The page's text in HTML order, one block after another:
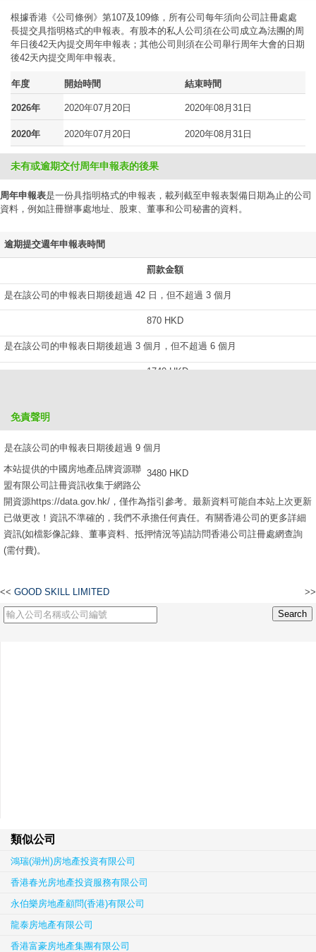
根據香港《公司條例》第107及109條，所有公司每年須向公司註冊處處
長提交具指明格式的申報表。有股本的私人公司須在公司成立為法團的周
年日後42天內提交周年申報表；其他公司則須在公司舉行周年大會的日期
後42天內提交周年申報表。
年度 開始時間 結束時間
2026年 2020年07月20日 2020年08月31日
2020年 2020年07月20日 2020年08月31日
未有或逾期交付周年申報表的後果
周年申報表是一份具指明格式的申報表，載列截至申報表製備日期為止的公司
資料，例如註冊辦事處地址、股東、董事和公司秘書的資料。
逾期提交週年申報表時間
罰款金額
是在該公司的申報表日期後超過 42 日，但不超過 3 個月
870 HKD
是在該公司的申報表日期後超過 3 個月，但不超過 6 個月
1740 HKD
是在該公司的申報表日期後超過 9 個月
3480 HKD
免責聲明
本站提供的中國房地產品牌資源聯
盟有限公司註冊資訊收集于網路公
開資源https://data.gov.hk/，僅作為指引參考。最新資料可能自本站上次更新
已做更改！資訊不準確的，我們不承擔任何責任。有關香港公司的更多詳細
資訊(如檔影像記錄、董事資料、抵押情況等)請訪問香港公司註冊處網查詢
(需付費)。
<< GOOD SKILL LIMITED >>
類似公司
鴻瑞(湖州)房地產投資有限公司
香港春光房地產投資服務有限公司
永伯樂房地產顧問(香港)有限公司
龍泰房地產有限公司
香港富豪房地產集團有限公司